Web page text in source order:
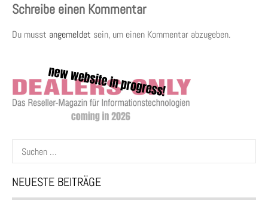
Schreibe einen Kommentar
Du musst angemeldet sein, um einen Kommentar abzugeben.
Suchen
nach:
NEUESTE BEITRÄGE